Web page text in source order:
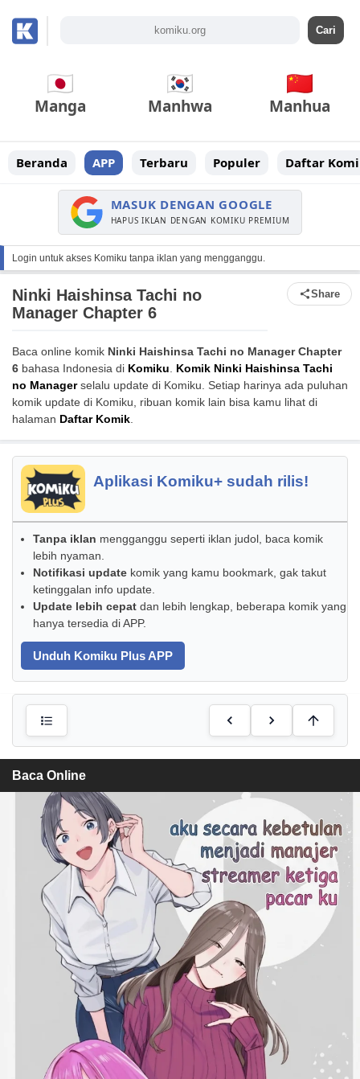
Manga Manhwa Manhua
Beranda APP Terbaru Populer Daftar
MASUK DENGAN GOOGLE
HAPUS IKLAN DENGAN KOMIKU PREMIUM
Login untuk akses Komiku tanpa iklan yang mengganggu.
Ninki Haishinsa Tachi no
Manager Chapter 6
Share
Baca online komik Ninki Haishinsa Tachi no Manager Chapter
6 bahasa Indonesia di Komiku. Komik Ninki Haishinsa Tachi
no Managerselalu update di Komiku. Setiap harinya ada puluhan
komik update di Komiku, ribuan komik lain bisa kamu lihat di
halaman Daftar Komik.
Aplikasi Komiku+ sudah rilis!
Tanpa iklan mengganggu seperti iklan judol, baca komik
lebih nyaman.
Notifikasi update komik yang kamu bookmark, gak takut
ketinggalan info update.
Update lebih cepat dan lebih lengkap, beberapa komik yang
hanya tersedia di APP.
Unduh Komiku Plus APP
Baca Online